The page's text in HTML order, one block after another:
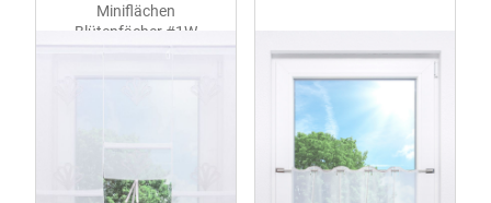
Miniflächen
Blütenfächer #1W